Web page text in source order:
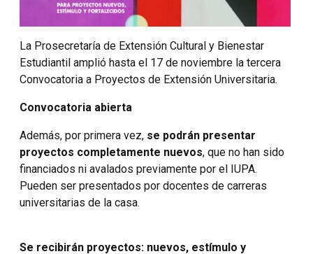
La Prosecretaría de Extensión Cultural y Bienestar
Estudiantil amplió hasta el 17 de noviembre la tercera
Convocatoria a Proyectos de Extensión Universitaria.
Convocatoria abierta
Además, por primera vez, se podrán presentar
proyectos completamente nuevos, que no han sido
financiados ni avalados previamente por el IUPA.
Pueden ser presentados por docentes de carreras
universitarias de la casa.
Se recibirán proyectos: nuevos, estímulo y